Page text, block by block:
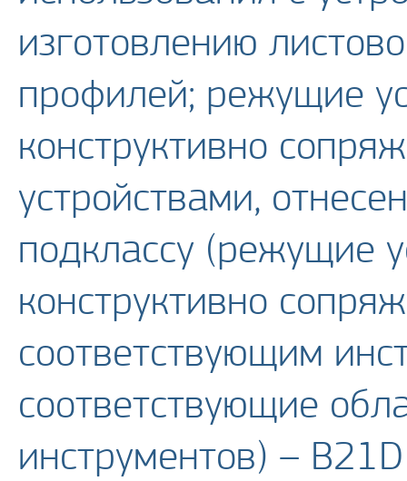
изготовлению
профилей; режущие
конструктивно
устройствами,
подклассу (режущие
конструктивно
соответствующим
соответствующие
инструментов) –